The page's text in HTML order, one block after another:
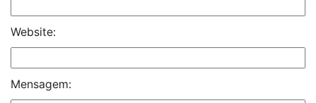
Website:
Mensagem: